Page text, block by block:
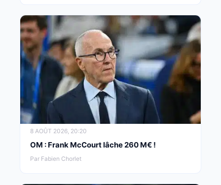
8 AOÛT 2026, 20:20
OM : Frank McCourt lâche 260 M€ !
Par Fabien Chorlet